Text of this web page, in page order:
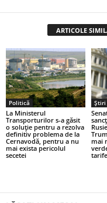
ARTICOLE
Politică
La Ministerul
Transporturilor s-a găsit
o soluție pentru a rezolva
definitiv problema de la
Cernavodă, pentru a nu
mai exista pericolul
secetei
Știri
mai